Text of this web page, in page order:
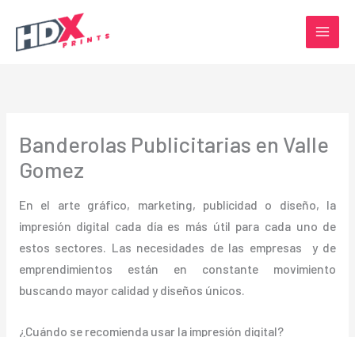
contenido
Banderolas Publicitarias en Valle
Gomez
En el arte gráfico, marketing, publicidad o diseño, la
impresión digital cada día es más útil para cada uno de
estos sectores. Las necesidades de las empresas y de
emprendimientos están en constante movimiento
buscando mayor calidad y diseños únicos.
¿Cuándo se recomienda usar la impresión digital?